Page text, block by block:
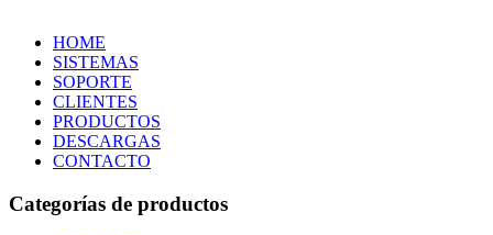
HOME
SISTEMAS
SOPORTE
CLIENTES
PRODUCTOS
DESCARGAS
CONTACTO
Categorías de productos